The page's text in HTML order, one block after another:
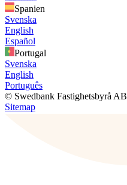
Spanien
Svenska
English
Español
Portugal
Svenska
English
Português
© Swedbank Fastighetsbyrå AB
Sitemap